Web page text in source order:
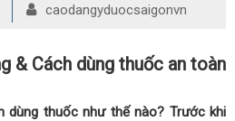
caodangyduocsaigonvn
& Cách dùng thuốc an toàn
dùng thuốc như thế nào? Trước khi